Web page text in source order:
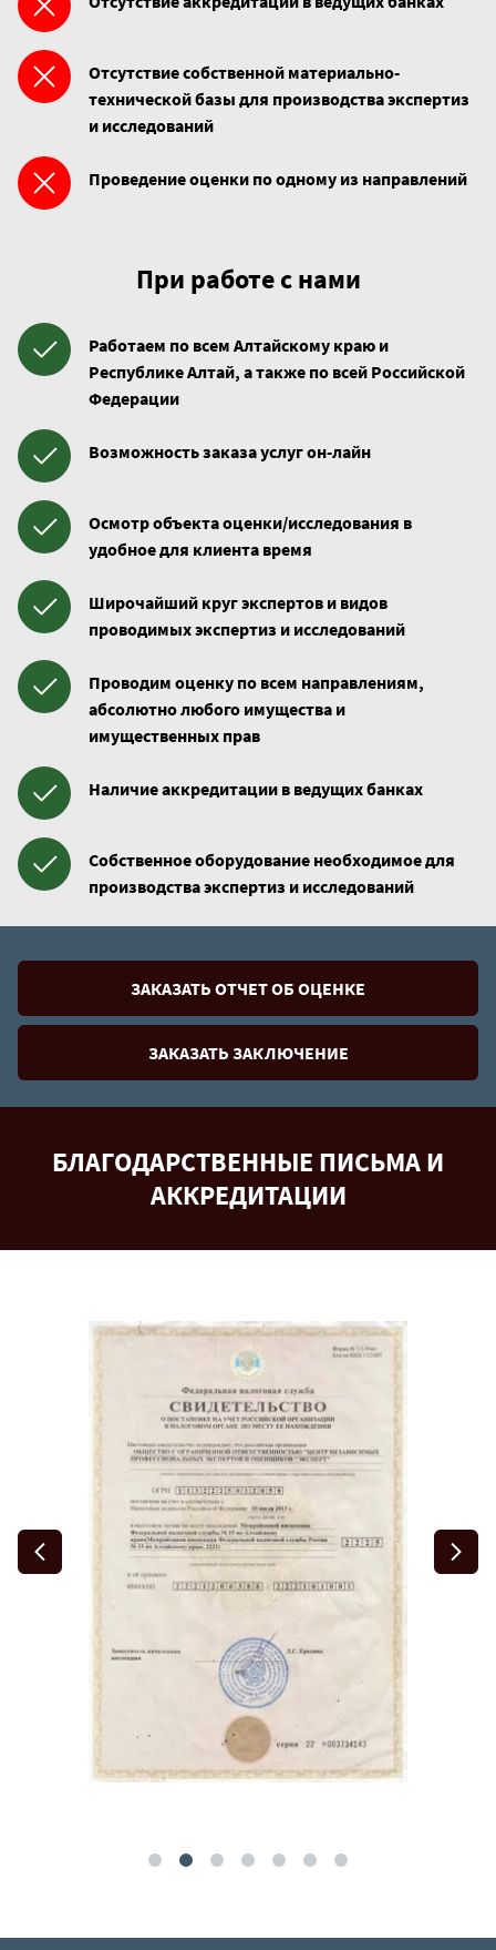
Отсутствие собственной материально-
технической базы для производства экспертиз
и исследований
Проведение оценки по одному из направлений
При работе с нами
Работаем по всем Алтайскому краю и
Республике Алтай, а также по всей Российской
Федерации
Возможность заказа услуг он-лайн
Осмотр объекта оценки/исследования в
удобное для клиента время
Широчайший круг экспертов и видов
проводимых экспертиз и исследований
Проводим оценку по всем направлениям,
абсолютно любого имущества и
имущественных прав
Наличие аккредитации в ведущих банках
Собственное оборудование необходимое для
производства экспертиз и исследований
ЗАКАЗАТЬ ОТЧЕТ ОБ ОЦЕНКЕ
ЗАКАЗАТЬ ЗАКЛЮЧЕНИЕ
БЛАГОДАРСТВЕННЫЕ ПИСЬМА И
АККРЕДИТАЦИИ